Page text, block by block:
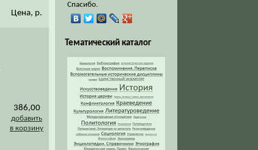
Цена, р.
386,00
добавить
в корзину
Спасибо.
Тематический каталог